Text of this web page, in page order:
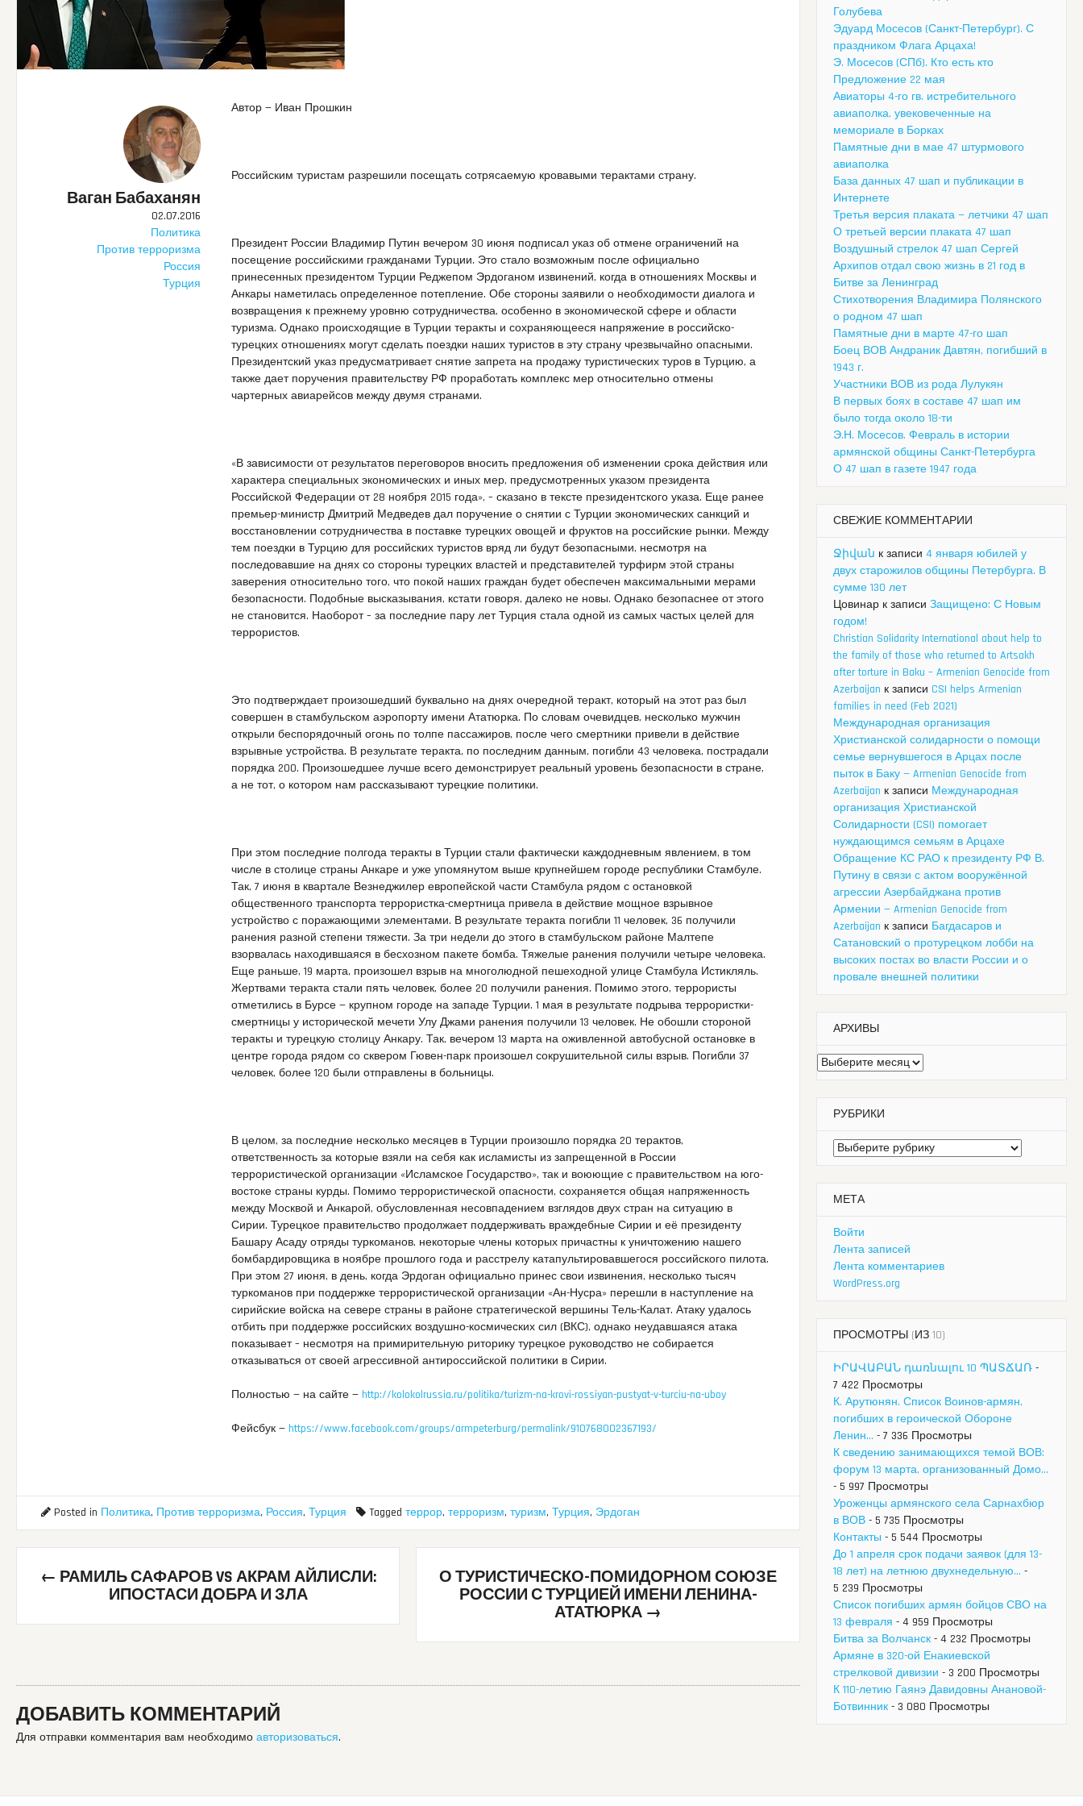
Ваган Бабаханян
02.07.2016
Политика
Против терроризма
Россия
Турция
Автор — Иван Прошкин
Российским туристам разрешили посещать сотрясаемую кровавыми терактами страну.
Президент России Владимир Путин вечером 30 июня подписал указ об отмене ограничений на
посещение российскими гражданами Турции. Это стало возможным после официально
принесенных президентом Турции Реджепом Эрдоганом извинений, когда в отношениях Москвы и
Анкары наметилась определенное потепление. Обе стороны заявили о необходимости диалога и
возвращения к прежнему уровню сотрудничества, особенно в экономической сфере и области
туризма. Однако происходящие в Турции теракты и сохраняющееся напряжение в российско-
турецких отношениях могут сделать поездки наших туристов в эту страну чрезвычайно опасными.
Президентский указ предусматривает снятие запрета на продажу туристических туров в Турцию, а
также дает поручения правительству РФ проработать комплекс мер относительно отмены
чартерных авиарейсов между двумя странами.
«В зависимости от результатов переговоров вносить предложения об изменении срока действия или
характера специальных экономических и иных мер, предусмотренных указом президента
Российской Федерации от 28 ноября 2015 года», – сказано в тексте президентского указа. Еще ранее
премьер-министр Дмитрий Медведев дал поручение о снятии с Турции экономических санкций и
восстановлении сотрудничества в поставке турецких овощей и фруктов на российские рынки. Между
тем поездки в Турцию для российских туристов вряд ли будут безопасными, несмотря на
последовавшие на днях со стороны турецких властей и представителей турфирм этой страны
заверения относительно того, что покой наших граждан будет обеспечен максимальными мерами
безопасности. Подобные высказывания, кстати говоря, далеко не новы. Однако безопаснее от этого
не становится. Наоборот – за последние пару лет Турция стала одной из самых частых целей для
террористов.
Это подтверждает произошедший буквально на днях очередной теракт, который на этот раз был
совершен в стамбульском аэропорту имени Ататюрка. По словам очевидцев, несколько мужчин
открыли беспорядочный огонь по толпе пассажиров, после чего смертники привели в действие
взрывные устройства. В результате теракта, по последним данным, погибли 43 человека, пострадали
порядка 200. Произошедшее лучше всего демонстрирует реальный уровень безопасности в стране,
а не тот, о котором нам рассказывают турецкие политики.
При этом последние полгода теракты в Турции стали фактически каждодневным явлением, в том
числе в столице страны Анкаре и уже упомянутом выше крупнейшем городе республики Стамбуле.
Так, 7 июня в квартале Везнеджилер европейской части Стамбула рядом с остановкой
общественного транспорта террористка-смертница привела в действие мощное взрывное
устройство с поражающими элементами. В результате теракта погибли 11 человек, 36 получили
ранения разной степени тяжести. За три недели до этого в стамбульском районе Малтепе
взорвалась находившаяся в бесхозном пакете бомба. Тяжелые ранения получили четыре человека.
Еще раньше, 19 марта, произошел взрыв на многолюдной пешеходной улице Стамбула Истикляль.
Жертвами теракта стали пять человек, более 20 получили ранения. Помимо этого, террористы
отметились в Бурсе — крупном городе на западе Турции. 1 мая в результате подрыва террористки-
смертницы у исторической мечети Улу Джами ранения получили 13 человек. Не обошли стороной
теракты и турецкую столицу Анкару. Так, вечером 13 марта на оживленной автобусной остановке в
центре города рядом со сквером Гювен-парк произошел сокрушительной силы взрыв. Погибли 37
человек, более 120 были отправлены в больницы.
В целом, за последние несколько месяцев в Турции произошло порядка 20 терактов,
ответственность за которые взяли на себя как исламисты из запрещенной в России
террористической организации «Исламское Государство», так и воюющие с правительством на юго-
востоке страны курды. Помимо террористической опасности, сохраняется общая напряженность
между Москвой и Анкарой, обусловленная несовпадением взглядов двух стран на ситуацию в
Сирии. Турецкое правительство продолжает поддерживать враждебные Сирии и её президенту
Башару Асаду отряды туркоманов, некоторые члены которых причастны к уничтожению нашего
бомбардировщика в ноябре прошлого года и расстрелу катапультировавшегося российского пилота.
При этом 27 июня, в день, когда Эрдоган официально принес свои извинения, несколько тысяч
туркоманов при поддержке террористической организации «Ан-Нусра» перешли в наступление на
сирийские войска на севере страны в районе стратегической вершины Тель-Калат. Атаку удалось
отбить при поддержке российских воздушно-космических сил (ВКС), однако неудавшаяся атака
показывает – несмотря на примирительную риторику турецкое руководство не собирается
отказываться от своей агрессивной антироссийской политики в Сирии.
Полностью — на сайте — http://kolokolrussia.ru/politika/turizm-na-krovi-rossiyan-pustyat-v-turciu-na-uboy
Фейсбук — https://www.facebook.com/groups/armpeterburg/permalink/910768002367193/
Posted in Политика, Против терроризма, Россия, Турция Tagged террор, терроризм, туризм, Турция, Эрдоган
Post
navigation
← РАМИЛЬ САФАРОВ VS АКРАМ АЙЛИСЛИ:
ИПОСТАСИ ДОБРА И ЗЛА
О ТУРИСТИЧЕСКО-ПОМИДОРНОМ СОЮЗЕ
РОССИИ С ТУРЦИЕЙ ИМЕНИ ЛЕНИНА-
АТАТЮРКА →
ДОБАВИТЬ КОММЕНТАРИЙ
Для отправки комментария вам необходимо авторизоваться.
Голубева
Эдуард Мосесов (Санкт-Петербург). С
праздником Флага Арцаха!
Э. Мосесов (СПб). Кто есть кто
Предложение 22 мая
Авиаторы 4-го гв. истребительного
авиаполка, увековеченные на
мемориале в Борках
Памятные дни в мае 47 штурмового
авиаполка
База данных 47 шап и публикации в
Интернете
Третья версия плаката — летчики 47 шап
О третьей версии плаката 47 шап
Воздушный стрелок 47 шап Сергей
Архипов отдал свою жизнь в 21 год в
Битве за Ленинград
Стихотворения Владимира Полянского
о родном 47 шап
Памятные дни в марте 47-го шап
Боец ВОВ Андраник Давтян, погибший в
1943 г.
Участники ВОВ из рода Лулукян
В первых боях в составе 47 шап им
было тогда около 18-ти
Э.Н. Мосесов. Февраль в истории
армянской общины Санкт-Петербурга
О 47 шап в газете 1947 года
СВЕЖИЕ КОММЕНТАРИИ
Ջիվան к записи 4 января юбилей у
двух старожилов общины Петербурга. В
сумме 130 лет
Цовинар к записи Защищено: С Новым
годом!
Christian Solidarity International about help to
the family of those who returned to Artsakh
after torture in Baku – Armenian Genocide from
Azerbaijan к записи CSI helps Armenian
families in need (Feb 2021)
Международная организация
Христианской солидарности о помощи
семье вернувшегося в Арцах после
пыток в Баку — Armenian Genocide from
Azerbaijan к записи Международная
организация Христианской
Солидарности (CSI) помогает
нуждающимся семьям в Арцахе
Обращение КС РАО к президенту РФ В.
Путину в связи с актом вооружённой
агрессии Азербайджана против
Армении — Armenian Genocide from
Azerbaijan к записи Багдасаров и
Сатановский о протурецком лобби на
высоких постах во власти России и о
провале внешней политики
АРХИВЫ
Архивы
РУБРИКИ
Рубрики
МЕТА
Войти
Лента записей
Лента комментариев
WordPress.org
ПРОСМОТРЫ (ИЗ 10)
ԻՐԱՎԱԲԱՆ դառնալու 10 ՊԱՏՃԱՌ -
7 422 Просмотры
К. Арутюнян. Список Воинов-армян,
погибших в героической Обороне
Ленин... - 7 336 Просмотры
К сведению занимающихся темой ВОВ:
форум 13 марта, организованный Домо...
- 5 997 Просмотры
Уроженцы армянского села Сарнахбюр
в ВОВ - 5 735 Просмотры
Контакты - 5 544 Просмотры
До 1 апреля срок подачи заявок (для 13-
18 лет) на летнюю двухнедельную... -
5 239 Просмотры
Список погибших армян бойцов СВО на
13 февраля - 4 959 Просмотры
Битва за Волчанск - 4 232 Просмотры
Армяне в 320-ой Енакиевской
стрелковой дивизии - 3 200 Просмотры
К 110-летию Гаянэ Давидовны Анановой-
Ботвинник - 3 080 Просмотры